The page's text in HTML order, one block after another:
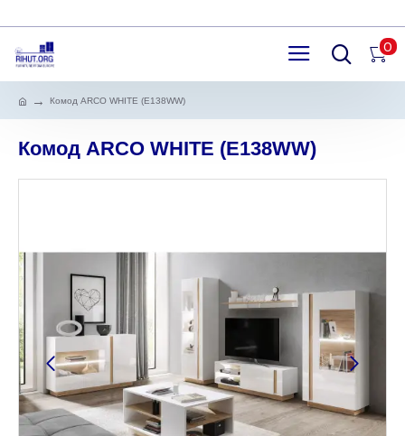
0
Комод ARCO WHITE (E138WW)
Комод ARCO WHITE (E138WW)